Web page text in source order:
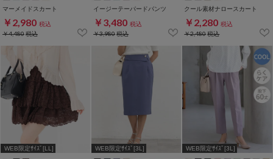
マーメイドスカート
￥2,980 税込
￥4,480税込
イージーテーパードパンツ
￥3,480 税込
￥3,980税込
クール素材ナロースカート
￥2,280 税込
￥2,480税込
WEB限定ｻｲｽﾞ[LL] WEB限定ｻｲｽﾞ[3L] WEB限定ｻｲｽﾞ[3L]